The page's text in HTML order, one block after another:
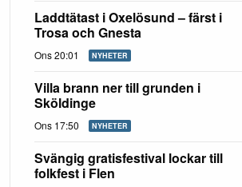
Laddtätast i Oxelösund – färst i
Trosa och Gnesta
Ons 20:01 NYHETER
Villa brann ner till grunden i
Sköldinge
Ons 17:50 NYHETER
Svängig gratisfestival lockar till
folkfest i Flen